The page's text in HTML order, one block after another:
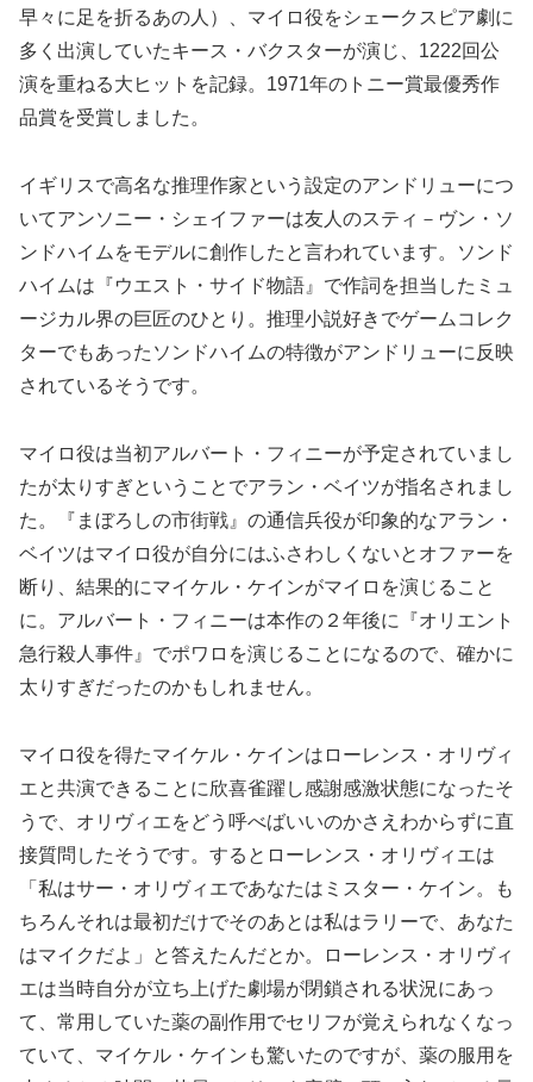
早々に足を折るあの人）、マイロ役をシェークスピア劇に
多く出演していたキース・バクスターが演じ、1222回公
演を重ねる大ヒットを記録。1971年のトニー賞最優秀作
品賞を受賞しました。
イギリスで高名な推理作家という設定のアンドリューにつ
いてアンソニー・シェイファーは友人のスティ－ヴン・ソ
ンドハイムをモデルに創作したと言われています。ソンド
ハイムは『ウエスト・サイド物語』で作詞を担当したミュ
ージカル界の巨匠のひとり。推理小説好きでゲームコレク
ターでもあったソンドハイムの特徴がアンドリューに反映
されているそうです。
マイロ役は当初アルバート・フィニーが予定されていまし
たが太りすぎということでアラン・ベイツが指名されまし
た。『まぼろしの市街戦』の通信兵役が印象的なアラン・
ベイツはマイロ役が自分にはふさわしくないとオファーを
断り、結果的にマイケル・ケインがマイロを演じること
に。アルバート・フィニーは本作の２年後に『オリエント
急行殺人事件』でポワロを演じることになるので、確かに
太りすぎだったのかもしれません。
マイロ役を得たマイケル・ケインはローレンス・オリヴィ
エと共演できることに欣喜雀躍し感謝感激状態になったそ
うで、オリヴィエをどう呼べばいいのかさえわからずに直
接質問したそうです。するとローレンス・オリヴィエは
「私はサー・オリヴィエであなたはミスター・ケイン。も
ちろんそれは最初だけでそのあとは私はラリーで、あなた
はマイクだよ」と答えたんだとか。ローレンス・オリヴィ
エは当時自分が立ち上げた劇場が閉鎖される状況にあっ
て、常用していた薬の副作用でセリフが覚えられなくなっ
ていて、マイケル・ケインも驚いたのですが、薬の服用を